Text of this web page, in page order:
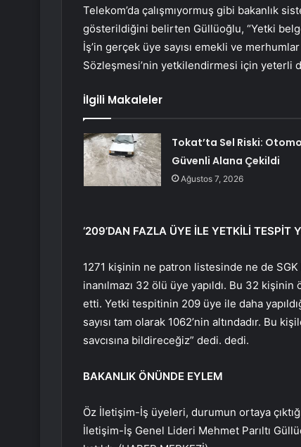
Telekom’da çalışmıyormuş gibi bakanlık
gösterildiğini belirten Güllüoğlu, “Yetki
İş’in gerçek üye sayısı emekli ve
Sözleşmesi’nin yetkilendirmesi için yeterli
İlgili Makaleler
Tokat’ta Sel Riski:
Güvenli Alana Çekildi
Ağustos 7, 2026
‘209’DAN FAZLA ÜYE İLE YETKİLİ TESPİT
1271 kişinin ne patron listesinde ne de SGK
inanılmazı 32 ölü üye yapıldı. Bu 32
etti. Yetki tespitinin 209 üye ile daha
sayısı tam olarak 1062’nin altındadır. Bu
savcısına bildireceğiz” dedi. dedi.
BAKANLIK ÖNÜNDE EYLEM
Öz İletişim-İş üyeleri, durumun ortaya
İletişim-İş Genel Lideri Mehmet Parıltı